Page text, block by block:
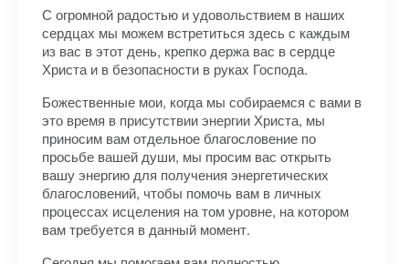
С огромной радостью и удовольствием в наших
сердцах мы можем встретиться здесь с каждым
из вас в этот день, крепко держа вас в сердце
Христа и в безопасности в руках Господа.
Божественные мои, когда мы собираемся с вами в
это время в присутствии энергии Христа, мы
приносим вам отдельное благословение по
просьбе вашей души, мы просим вас открыть
вашу энергию для получения энергетических
благословений, чтобы помочь вам в личных
процессах исцеления на том уровне, на котором
вам требуется в данный момент.